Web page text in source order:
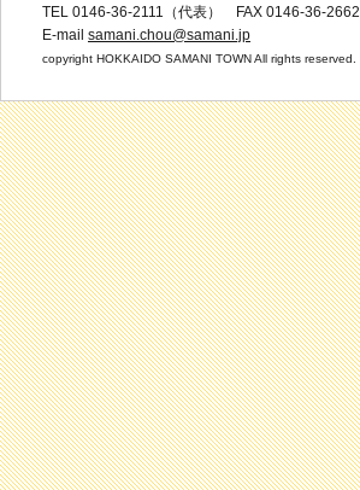
TEL 0146-36-2111（代表） FAX 0146-36-2662
E-mail samani.chou@samani.jp
copyright HOKKAIDO SAMANI TOWN All rights reserved.